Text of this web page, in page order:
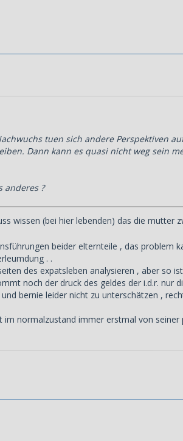
tuen sich andere Perspektiven
Dann kann es quasi nicht weg sein
anderes ?
wissen (bei hier lebenden) das die mutter
beider elternteile , das problem
. .
des expatsleben analysieren , aber so
noch der druck des geldes der i.d.r.
bernie leider nicht zu unterschätzen ,
normalzustand immer erstmal von